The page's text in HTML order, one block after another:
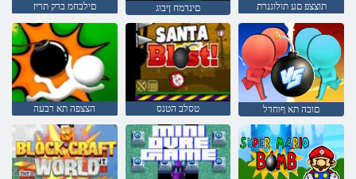
םילבחמ ברק תריז םינדמח ןיבוג תוצצפ םע תולוגנרת
הצצפה תא רבעה טסלב הטנס םובה תא ףוחדל